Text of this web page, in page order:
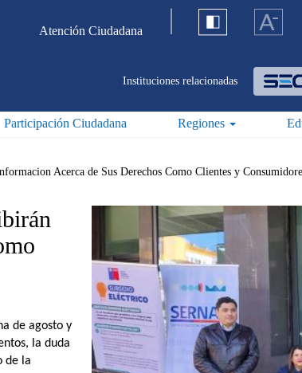
Atención Ciudadana
Instituciones relacionadas
Participación Ciudadana Regiones
Acerca de Sus Derechos Como Clientes y
de agosto y
la duda
de la